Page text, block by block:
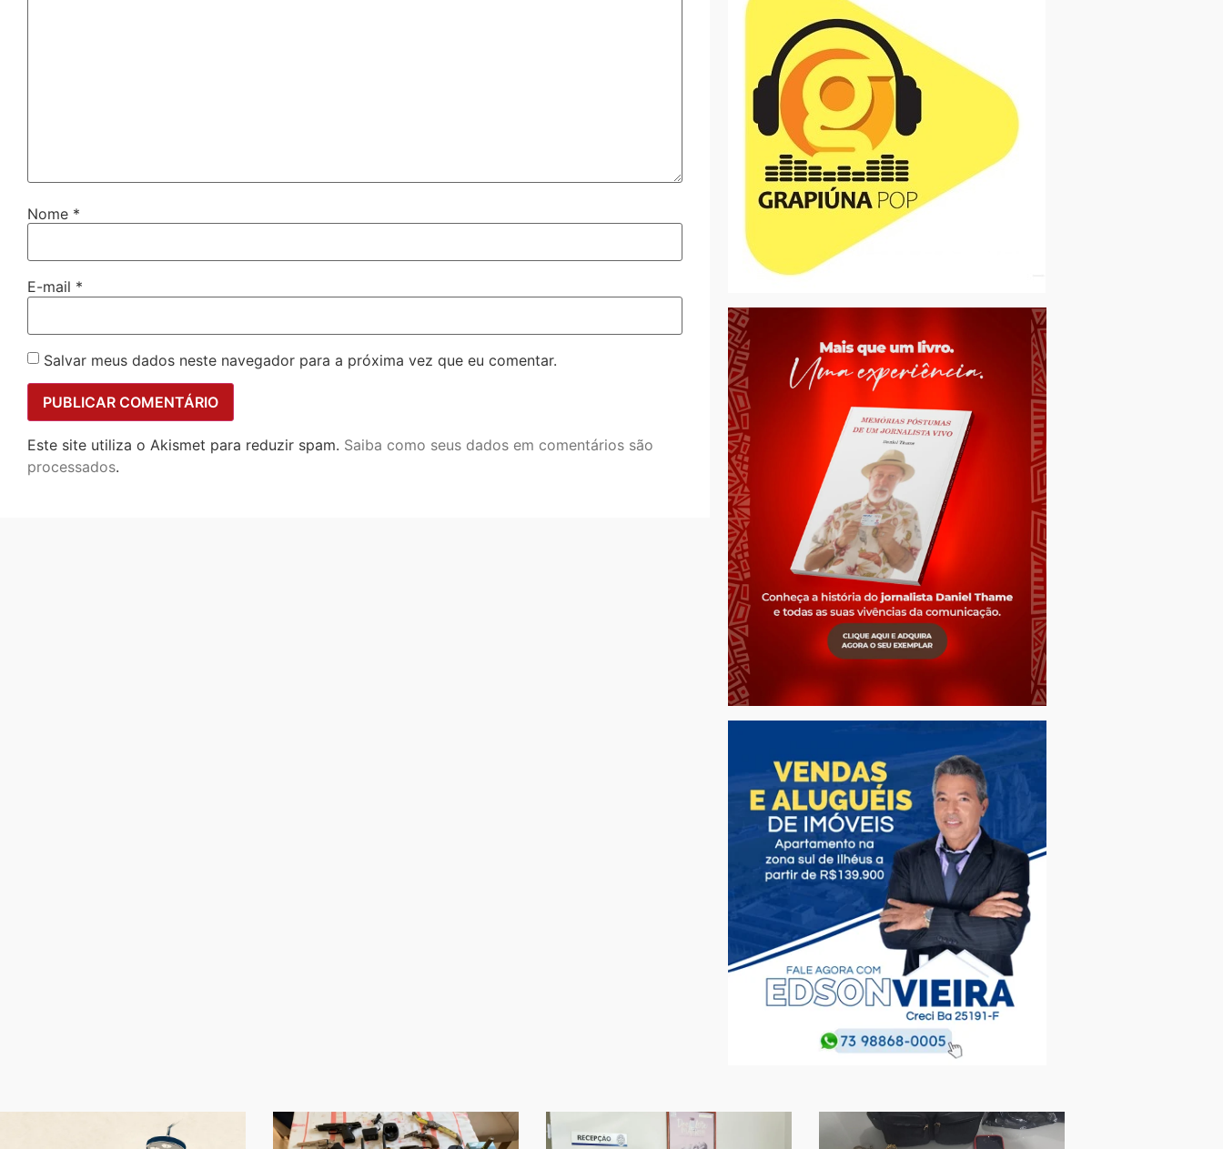
Nome *
E-mail *
Salvar meus dados neste navegador para a próxima vez que eu comentar.
Este site utiliza o Akismet para reduzir spam. Saiba como seus dados em comentários são
processados.